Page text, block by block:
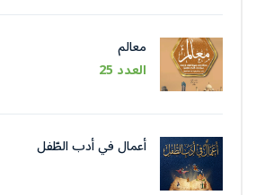
معالم
العدد 25
أعمال في أدب الطّفل